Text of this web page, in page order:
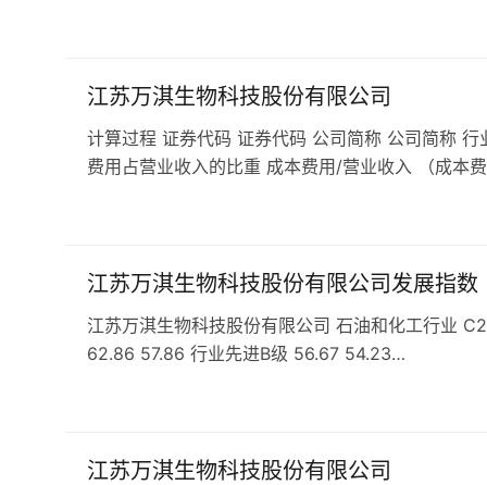
江苏万淇生物科技股份有限公司
计算过程 证券代码 证券代码 公司简称 公司简称
费用占营业收入的比重 成本费用/营业收入 （成本
江苏万淇生物科技股份有限公司发展指数
江苏万淇生物科技股份有限公司 石油和化工行业
62.86 57.86 行业先进B级 56.67 54.23…
江苏万淇生物科技股份有限公司